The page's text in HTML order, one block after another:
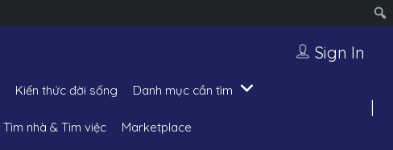
Sign In
Kiến thức đời sống Danh mục cần tìm
Tìm nhà & Tìm việc Marketplace